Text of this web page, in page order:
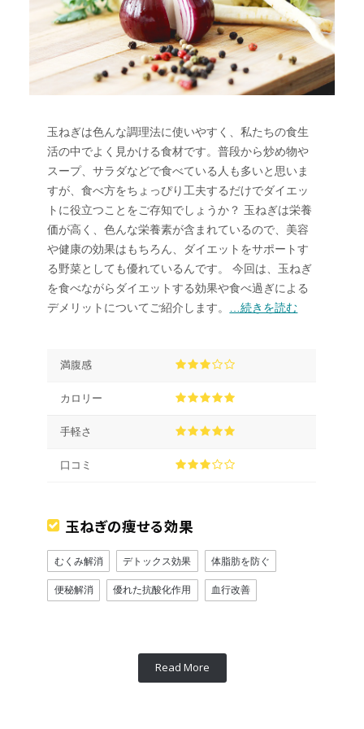
玉ねぎは色んな調理法に使いやすく、私たちの食生
活の中でよく見かける食材です。普段から炒め物や
スープ、サラダなどで食べている人も多いと思いま
すが、食べ方をちょっぴり工夫するだけでダイエッ
トに役立つことをご存知でしょうか？ 玉ねぎは栄養
価が高く、色んな栄養素が含まれているので、美容
や健康の効果はもちろん、ダイエットをサポートす
る野菜としても優れているんです。 今回は、玉ねぎ
を食べながらダイエットする効果や食べ過ぎによる
デメリットについてご紹介します。
…続きを読む
満腹感
カロリー
手軽さ
口コミ
玉ねぎの痩せる効果
むくみ解消 デトックス効果 体脂肪を防ぐ
便秘解消 優れた抗酸化作用 血行改善
Read More